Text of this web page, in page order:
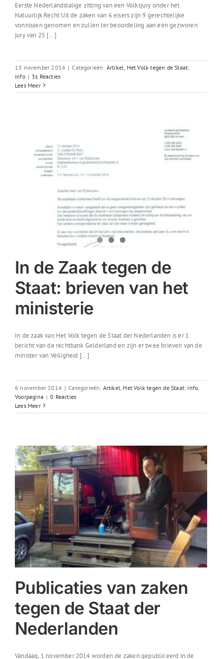
Eerste Nederlandstalige zitting van een Volksjury onder het
Natuurlijk Recht Uit de zaken van 6 eisers zijn 9 gerechtelijke
vonnissen genomen en zullen ter beoordeling aan een gezworen
jury van 25 [...]
13 november 2014 | Categorieën: Artikel Het Volk tegen de Staat:
info | 3s Reacties
Lees Meer
In de Zaak tegen de
Staat: brieven van het
ministerie
In de zaak van Het Volk tegen de Staat der Nederlanden is er 1
bericht van de rechtbank Gelderland en zijn er twee brieven van de
minister van Veiligheid [...]
6 november 2014 | Categorieën: Artikel Het Volk tegen de Staat: info
Voorpagina | 0 Reacties
Lees Meer
Publicaties van zaken
tegen de Staat der
Nederlanden
Vandaag, 1 november 2014 worden de zaken gepubliceerd in de